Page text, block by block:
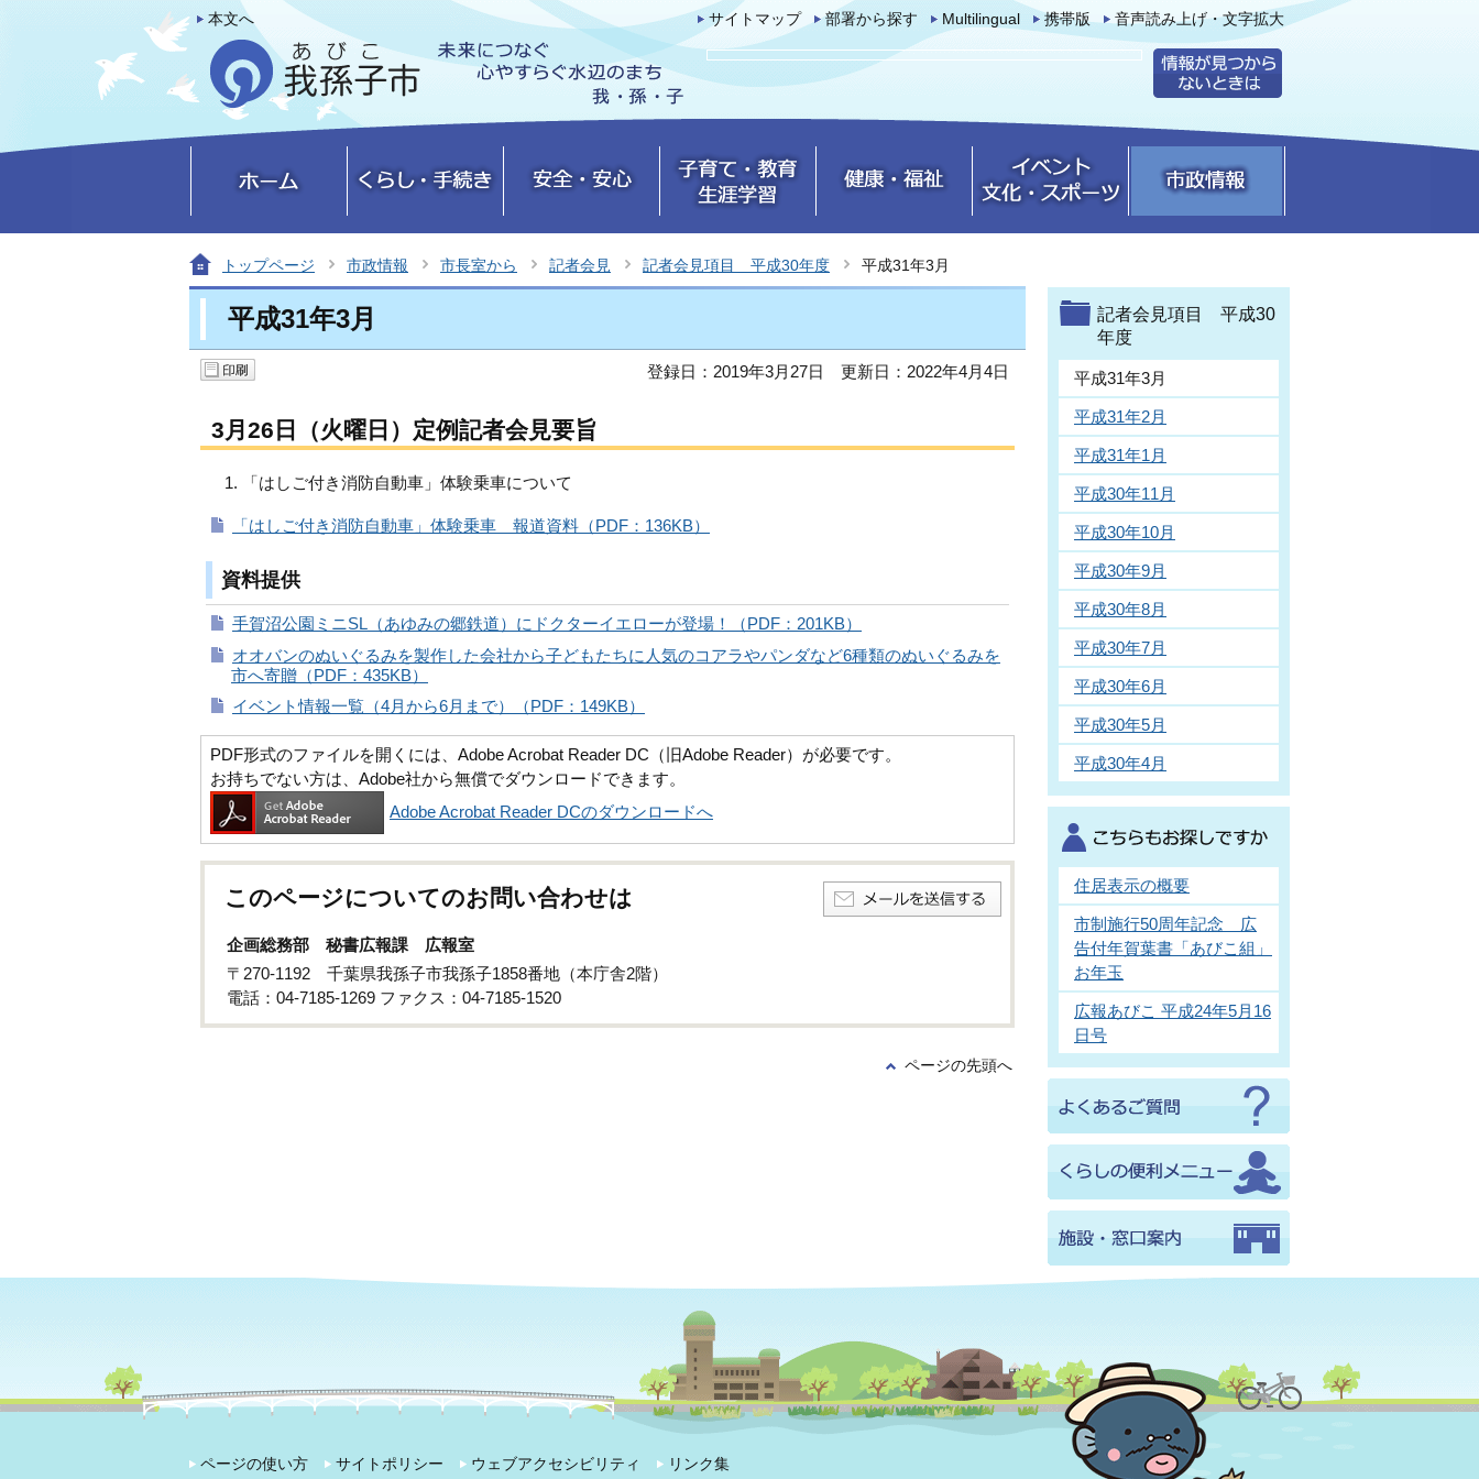
本文へ サイトマップ 部署から探す Multilingual 携帯版 音声読み上げ・文字拡大
トップページ 市政情報 市長室から 記者会見 記者会見項目 平成30年度 平成31年3月
平成31年3月
登録日：2019年3月27日 更新日：2022年4月4日
3月26日（火曜日）定例記者会見要旨
「はしご付き消防自動車」体験乗車について
「はしご付き消防自動車」体験乗車 報道資料（PDF：136KB）
資料提供
手賀沼公園ミニSL（あゆみの郷鉄道）にドクターイエローが登場！（PDF：201KB）
オオバンのぬいぐるみを製作した会社から子どもたちに人気のコアラやパンダなど6種類のぬいぐるみを
市へ寄贈（PDF：435KB）
イベント情報一覧（4月から6月まで）（PDF：149KB）
PDF形式のファイルを開くには、Adobe Acrobat Reader DC（旧Adobe Reader）が必要です。
お持ちでない方は、Adobe社から無償でダウンロードできます。
Adobe Acrobat Reader DCのダウンロードへ
このページについてのお問い合わせは
企画総務部 秘書広報課 広報室
〒270-1192 千葉県我孫子市我孫子1858番地（本庁舎2階）
電話：04-7185-1269 ファクス：04-7185-1520
ページの先頭へ
記者会見項目 平成30
年度
平成31年3月
平成31年2月
平成31年1月
平成30年11月
平成30年10月
平成30年9月
平成30年8月
平成30年7月
平成30年6月
平成30年5月
平成30年4月
住居表示の概要
市制施行50周年記念 広
告付年賀葉書「あびこ組」
お年玉
広報あびこ 平成24年5月16
日号
ページの使い方 サイトポリシー ウェブアクセシビリティ リンク集